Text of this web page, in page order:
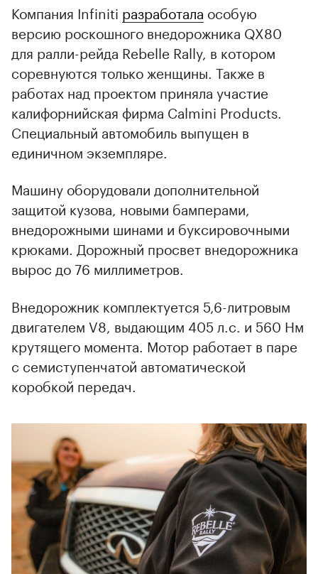
Компания Infiniti разработала особую
версию роскошного внедорожника QX80
для ралли-рейда Rebelle Rally, в котором
соревнуются только женщины. Также в
работах над проектом приняла участие
калифорнийская фирма Calmini Products.
Специальный автомобиль выпущен в
единичном экземпляре.
Машину оборудовали дополнительной
защитой кузова, новыми бамперами,
внедорожными шинами и буксировочными
крюками. Дорожный просвет внедорожника
вырос до 76 миллиметров.
Внедорожник комплектуется 5,6-литровым
двигателем V8, выдающим 405 л.с. и 560 Нм
крутящего момента. Мотор работает в паре
с семиступенчатой автоматической
коробкой передач.